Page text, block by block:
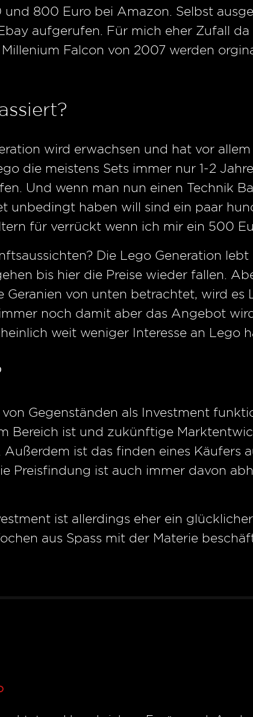
800 Euro bei Amazon. Selbst
aufgerufen. Für mich eher Zufall
Falcon von 2007 werden
wird erwachsen und hat vor
die meistens Sets immer nur 1-2
Und wenn man nun einen Technik
unbedingt haben will sind ein paar
für verrückt wenn ich mir ein 500
Die Lego Generation
bis hier die Preise wieder fallen.
Geranien von unten betrachtet, wird es
noch damit aber das Angebot
weit weniger Interesse an Lego
von Gegenständen als Investment
Bereich ist und zukünftige
Außerdem ist das finden eines Käufers
Preisfindung ist auch immer davon
ist allerdings eher ein
aus Spass mit der Materie